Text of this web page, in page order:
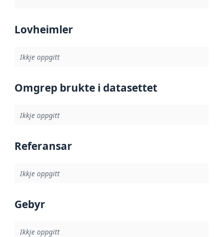
Lovheimler
Ikkje oppgitt
Omgrep brukte i datasettet
Ikkje oppgitt
Referansar
Ikkje oppgitt
Gebyr
Ikkje oppgitt